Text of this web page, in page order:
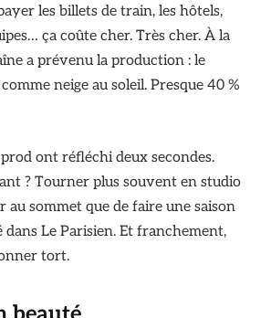
les billets de train, les hôtels,
ça coûte cher. Très cher. À la
a prévenu la production : le
neige au soleil. Presque 40 %
ont réfléchi deux secondes.
? Tourner plus souvent en studio
au sommet que de faire une saison
dans Le Parisien. Et franchement,
tort.